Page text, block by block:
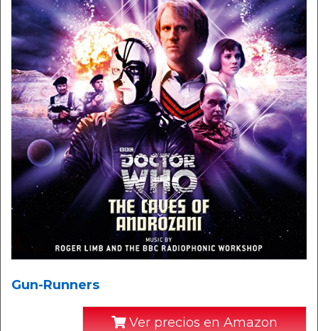
Gun-Runners
Ver precios en Amazon